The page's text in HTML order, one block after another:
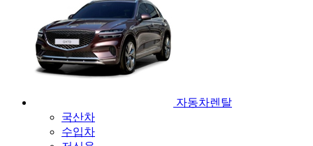
자동차렌탈
국산차
수입차